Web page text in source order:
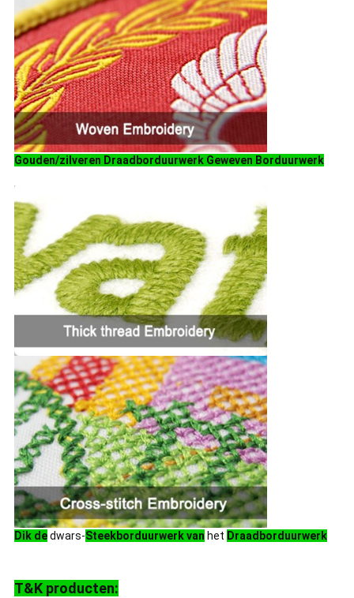
Gouden/zilveren Draadborduurwerk Geweven Borduurwerk
Dik dedwars-Steekborduurwerk van het Draadborduurwerk
T&K producten: